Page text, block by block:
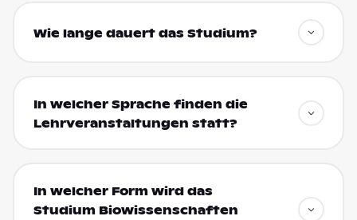
Wie lange dauert das Studium?
In welcher Sprache finden die
Lehrveranstaltungen statt?
In welcher Form wird das
Studium Biowissenschaften